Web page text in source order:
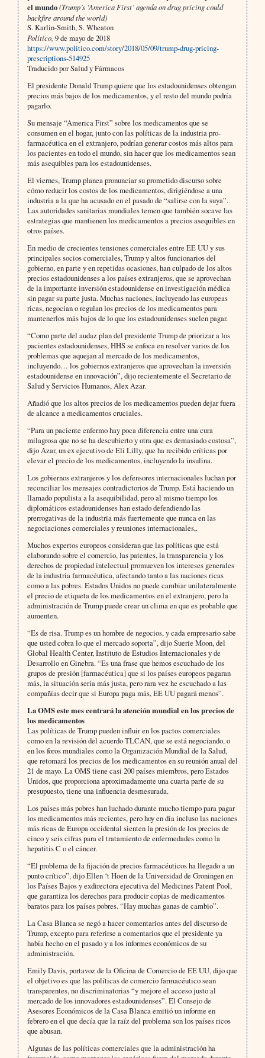
el mundo(Trump’s ‘America First’ agenda on drug pricing could
backfire around the world)
S. Karlin-Smith, S. Wheaton
Político, 9 de mayo de 2018
https://www.politico.com/story/2018/05/09/trump-drug-pricing-
prescriptions-514925
Traducido por Salud y Fármacos
El presidente Donald Trump quiere que los estadounidenses obtengan
precios más bajos de los medicamentos, y el resto del mundo podría
pagarlo.
Su mensaje “America First” sobre los medicamentos que se
consumen en el hogar, junto con las políticas de la industria pro-
farmacéutica en el extranjero, podrían generar costos más altos para
los pacientes en todo el mundo, sin hacer que los medicamentos sean
más asequibles para los estadounidenses.
El viernes, Trump planea pronunciar su prometido discurso sobre
cómo reducir los costos de los medicamentos, dirigiéndose a una
industria a la que ha acusado en el pasado de “salirse con la suya”.
Las autoridades sanitarias mundiales temen que también socave las
estrategias que mantienen los medicamentos a precios asequibles en
otros países.
En medio de crecientes tensiones comerciales entre EE UU y sus
principales socios comerciales, Trump y altos funcionarios del
gobierno, en parte y en repetidas ocasiones, han culpado de los altos
precios estadounidenses a los países extranjeros, que se aprovechan
de la importante inversión estadounidense en investigación médica
sin pagar su parte justa. Muchas naciones, incluyendo las europeas
ricas, negocian o regulan los precios de los medicamentos para
mantenerlos más bajos de lo que los estadounidenses suelen pagar.
“Como parte del audaz plan del presidente Trump de priorizar a los
pacientes estadounidenses, HHS se enfoca en resolver varios de los
problemas que aquejan al mercado de los medicamentos,
incluyendo… los gobiernos extranjeros que aprovechan la inversión
estadounidense en innovación”, dijo recientemente el Secretario de
Salud y Servicios Humanos, Alex Azar.
Añadió que los altos precios de los medicamentos pueden dejar fuera
de alcance a medicamentos cruciales.
“Para un paciente enfermo hay poca diferencia entre una cura
milagrosa que no se ha descubierto y otra que es demasiado costosa”,
dijo Azar, un ex ejecutivo de Eli Lilly, que ha recibido críticas por
elevar el precio de los medicamentos, incluyendo la insulina.
Los gobiernos extranjeros y los defensores internacionales luchan por
reconciliar los mensajes contradictorios de Trump. Está haciendo un
llamado populista a la asequibilidad, pero al mismo tiempo los
diplomáticos estadounidenses han estado defendiendo las
prerrogativas de la industria más fuertemente que nunca en las
negociaciones comerciales y reuniones internacionales,.
Muchos expertos europeos consideran que las políticas que está
elaborando sobre el comercio, las patentes, la transparencia y los
derechos de propiedad intelectual promueven los intereses generales
de la industria farmacéutica, afectando tanto a las naciones ricas
como a las pobres. Estados Unidos no puede cambiar unilateralmente
el precio de etiqueta de los medicamentos en el extranjero, pero la
administración de Trump puede crear un clima en que es probable que
aumenten.
“Es de risa. Trump es un hombre de negocios, y cada empresario sabe
que usted cobra lo que el mercado soporta”, dijo Suerie Moon, del
Global Health Center, Instituto de Estudios Internacionales y de
Desarrollo en Ginebra. “Es una frase que hemos escuchado de los
grupos de presión [farmacéutica] que si los países europeos pagaran
más, la situación sería más justa, pero rara vez he escuchado a las
compañías decir que si Europa paga más, EE UU pagará menos”.
La OMS este mes centrará la atención mundial en los precios de
los medicamentos
Las políticas de Trump pueden influir en los pactos comerciales
como en la revisión del acuerdo TLCAN, que se está negociando, o
en los foros mundiales como la Organización Mundial de la Salud,
que retomará los precios de los medicamentos en su reunión anual del
21 de mayo. La OMS tiene casi 200 países miembros, pero Estados
Unidos, que proporciona aproximadamente una cuarta parte de su
presupuesto, tiene una influencia desmesurada.
Los países más pobres han luchado durante mucho tiempo para pagar
los medicamentos más recientes, pero hoy en día incluso las naciones
más ricas de Europa occidental sienten la presión de los precios de
cinco y seis cifras para el tratamiento de enfermedades como la
hepatitis C o el cáncer.
“El problema de la fijación de precios farmacéuticos ha llegado a un
punto crítico”, dijo Ellen ‘t Hoen de la Universidad de Groningen en
los Países Bajos y exdirectora ejecutiva del Medicines Patent Pool,
que garantiza los derechos para producir copias de medicamentos
baratos para los países pobres. “Hay muchas ganas de cambio”.
La Casa Blanca se negó a hacer comentarios antes del discurso de
Trump, excepto para referirse a comentarios que el presidente ya
había hecho en el pasado y a los informes económicos de su
administración.
Emily Davis, portavoz de la Oficina de Comercio de EE UU, dijo que
el objetivo es que las políticas de comercio farmacéutico sean
transparentes, no discriminatorias “y mejore el acceso justo al
mercado de los innovadores estadounidenses”. El Consejo de
Asesores Económicos de la Casa Blanca emitió un informe en
febrero en el que decía que la raíz del problema son los países ricos
que abusan.
Algunas de las políticas comerciales que la administración ha